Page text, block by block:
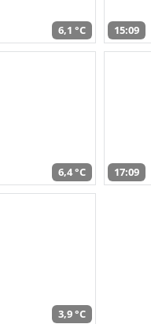
6,1 °C 15:09
6,4 °C 17:09
3,9 °C